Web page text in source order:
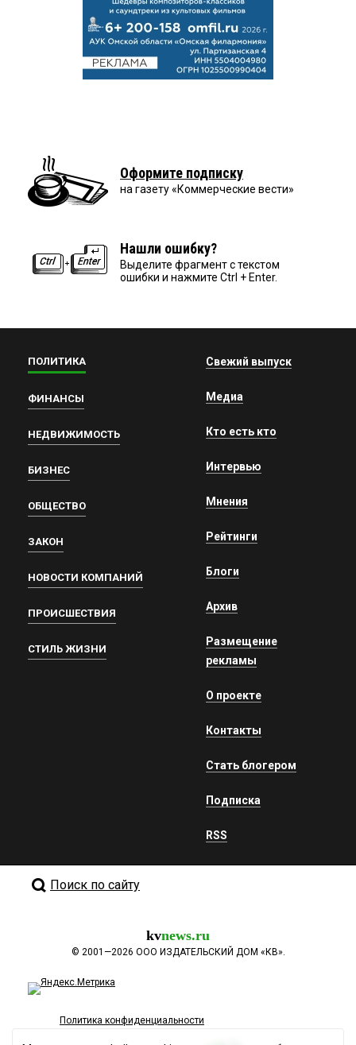
Оформите подписку
на газету «Коммерческие вести»
Нашли ошибку?
Выделите фрагмент с текстом
ошибки и нажмите Ctrl + Enter.
ПОЛИТИКА
ФИНАНСЫ
НЕДВИЖИМОСТЬ
БИЗНЕС
ОБЩЕСТВО
ЗАКОН
НОВОСТИ КОМПАНИЙ
ПРОИСШЕСТВИЯ
СТИЛЬ ЖИЗНИ
Свежий выпуск
Медиа
Кто есть кто
Интервью
Мнения
Рейтинги
Блоги
Архив
Размещение
рекламы
О проекте
Контакты
Стать блогером
Подписка
RSS
Поиск по сайту
kvnews.ru
© 2001—2026 ООО ИЗДАТЕЛЬСКИЙ ДОМ «КВ».
Политика конфиденциальности